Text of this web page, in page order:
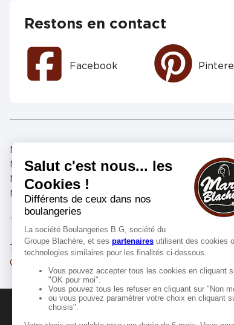
Restons en contact
Facebook
Marie Blachère SAINT ORENS DE GAMEVILLE
Marie Blachère RAMONVILLE SAINT AGNE
Marie Blachère ESCALQUENS
Marie Blachère FLOURENS
Marie
Marie Blachère
Marie
Marie
Toulouse
Cugnaux
Tournefeuille